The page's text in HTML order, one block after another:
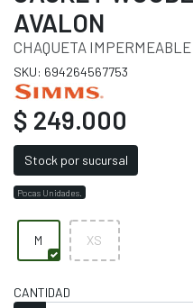
AVALON
CHAQUETA IMPERMEABLE
SKU: 694264567753
$ 249.000
Stock por sucursal
Pocas Unidades.
M XS
CANTIDAD